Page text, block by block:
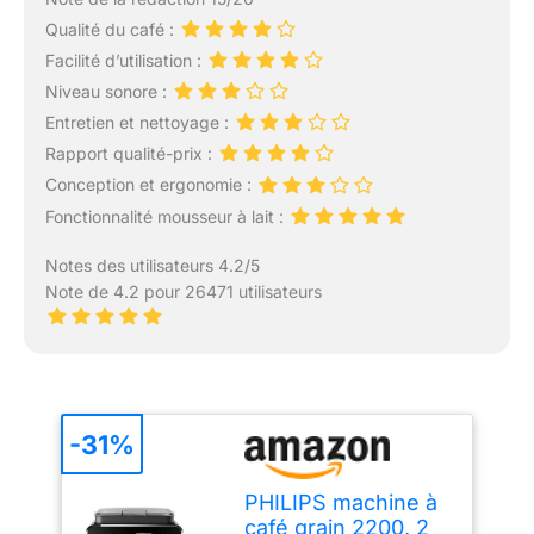
Qualité du café :
Facilité d’utilisation :
Niveau sonore :
Entretien et nettoyage :
Rapport qualité-prix :
Conception et ergonomie :
Fonctionnalité mousseur à lait :
Notes des utilisateurs 4.2/5
Note de 4.2 pour 26471 utilisateurs
PHILIPS machine à
café grain 2200, 2
-31%